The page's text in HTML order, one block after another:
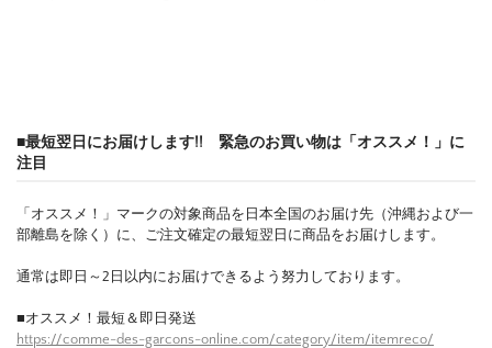
■最短翌日にお届けします!! 緊急のお買い物は「オススメ！」に
注目
「オススメ！」マークの対象商品を日本全国のお届け先（沖縄および一
部離島を除く）に、ご注文確定の最短翌日に商品をお届けします。
通常は即日～2日以内にお届けできるよう努力しております。
■オススメ！最短＆即日発送
https://comme-des-garcons-online.com/category/item/itemreco/